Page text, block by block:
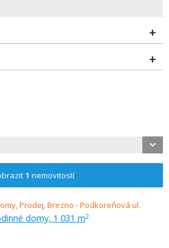
1 nemovitostí
domy, 1 031 m2